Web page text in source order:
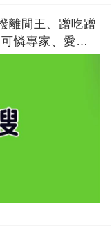
離間王、蹭吃蹭
憐專家、愛比